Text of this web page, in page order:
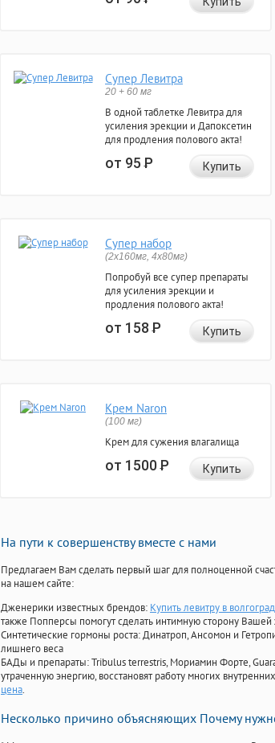
Супер Левитра
20 + 60 мг
В одной таблетке Левитра для
усиления эрекции и Дапоксетин
для продления полового акта!
от 95Р Купить
Супер набор
(2х160мг, 4х80мг)
Попробуй все супер препараты
для усиления эрекции и
продления полового акта!
от 158Р Купить
Крем Naron
(100 мг)
Крем для сужения влагалища
от 1500Р Купить
На пути к совершенству вместе с нами
Предлагаем Вам сделать первый шаг для полноценной
на нашем сайте:
Дженерики известных брендов: Купить левитру в
также Попперсы помогут сделать интимную сторону
Синтетические гормоны роста: Динатроп, Ансомон и
лишнего веса
БАДы и препараты:Tribulus terrestris, Мориамин Форте,
утраченную энергию, восстановят работу многих
цена.
Несколько причино объясняющих Почему